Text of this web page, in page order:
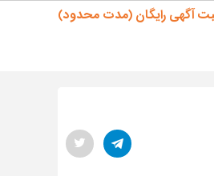
آگهی رایگان (مدت محدود)